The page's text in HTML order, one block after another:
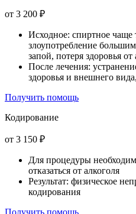
от 3 200 ₽
Исходное: спиртное чаще
злоупотребление
запой, потеря здоровья от
После лечения:
здоровья и внешнего
Получить помощь
Кодирование
от 3 150 ₽
Для процедуры
отказаться от алкоголя
Результат: физическое
кодирования